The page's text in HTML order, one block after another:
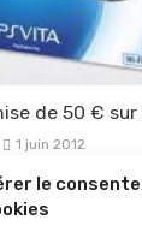
le
de 50 €
1 juin 2012